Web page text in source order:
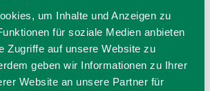
um Inhalte und Anzeigen zu
für soziale Medien anbieten
Zugriffe auf unsere Website zu
geben wir Informationen zu Ihrer
Website an unsere Partner für
buchen in www.hüttenkrimi.de